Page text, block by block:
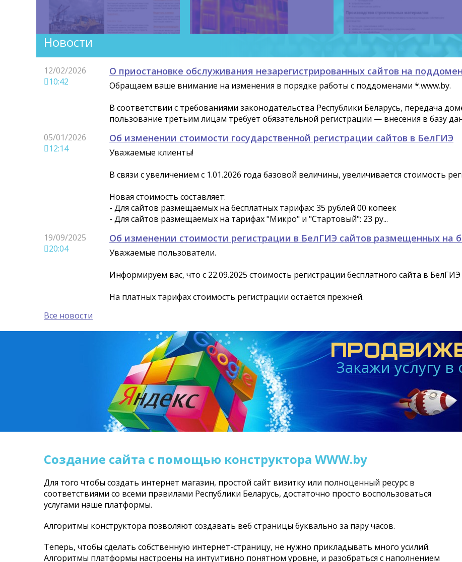
Новости
12/02/2026
10:42
О приостановке обслуживания незарегистрированных сайтов на
Обращаем ваше внимание на изменения в порядке работы с поддоменами *.www.by.
В соответствии с требованиями законодательства Республики Беларусь, передача
пользование третьим лицам требует обязательной регистрации — внесения в базу
05/01/2026
12:14
Об изменении стоимости государственной регистрации сайтов в БелГИЭ
Уважаемые клиенты!
В связи с увеличением с 1.01.2026 года базовой величины, увеличивается стоимость
Новая стоимость составляет:
- Для сайтов размещаемых на бесплатных тарифах: 35 рублей 00 копеек
- Для сайтов размещаемых на тарифах "Микро" и "Стартовый": 23 ру...
19/09/2025
20:04
Об изменении стоимости регистрации в БелГИЭ сайтов размещенных на
Уважаемые пользователи.
Информируем вас, что с 22.09.2025 стоимость регистрации бесплатного сайта в БелГИЭ
На платных тарифах стоимость регистрации остаётся прежней.
Все новости
Закажи услугу
Создание сайта с помощью конструктора WWW.by
Для того чтобы создать интернет магазин, простой сайт визитку или полноценный ресурс в
соответствиями со всеми правилами Республики Беларусь, достаточно просто воспользоваться
услугами наше платформы.
Алгоритмы конструктора позволяют создавать веб страницы буквально за пару часов.
Теперь, чтобы сделать собственную интернет-страницу, не нужно прикладывать много усилий.
Алгоритмы платформы настроены на интуитивно понятном уровне, и разобраться с наполнением